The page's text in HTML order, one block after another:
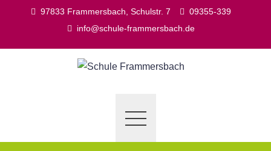
97833 Frammersbach, Schulstr. 7
09355-339
info@schule-frammersbach.de